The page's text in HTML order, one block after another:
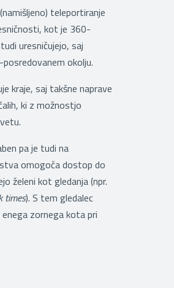
teleportiranje
kot je 360-
uresničujejo, saj
okolju.
kraje, saj takšne naprave
ki z možnostjo
pa je tudi na
omogoča dostop do
želeni kot gledanja (npr.
times). S tem gledalec
zornega kota pri